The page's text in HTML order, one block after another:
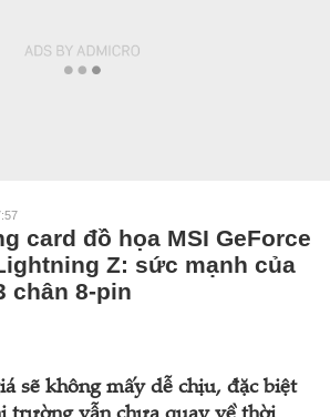
card đồ họa MSI GeForce
Z: sức mạnh của
chân 8-pin
sẽ không mấy dễ chịu, đặc biệt